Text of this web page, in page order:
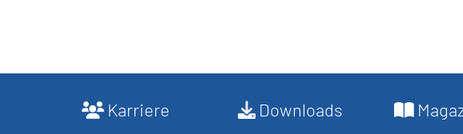
Karriere Downloads